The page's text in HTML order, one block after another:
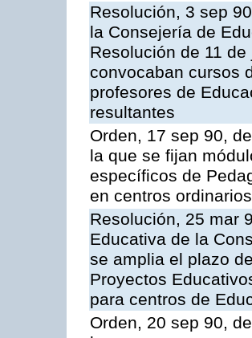
Resolución, 3 sep
la Consejería de
Resolución de 11
convocaban cursos
profesores de
resultantes
Orden, 17 sep 90,
la que se fijan
específicos de
en centros
Resolución, 25 mar
Educativa de la
se amplia el plazo
Proyectos
para centros de
Orden, 20 sep 90,